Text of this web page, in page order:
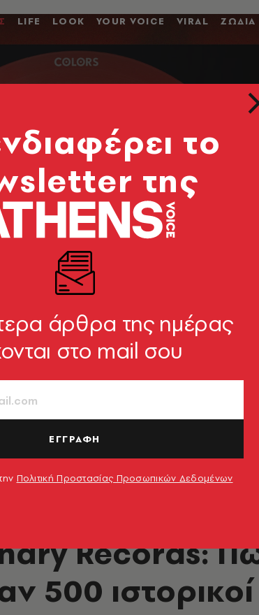
LIFE LOOK YOUR VOICE VIRAL ΖΩΔΙΑ
Records:
500 ιστορικοί
το
της
άρθρα της ημέρας
στο mail σου
ΕΓΓΡΑΦΗ
Πολιτική Προστασίας Προσωπικών Δεδομένων